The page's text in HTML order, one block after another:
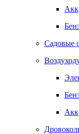
Садовые